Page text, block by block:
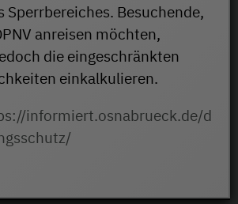
Sperrbereiches. Besuchende,
anreisen möchten,
die eingeschränkten
einkalkulieren.
informiert.osnabrueck.de/d